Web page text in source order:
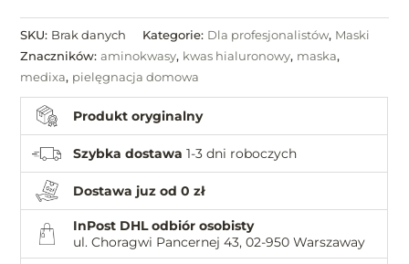
SKU: Brak danych Kategorie: Dla profesjonalistów, Maski
Znaczników:aminokwasy, kwas hialuronowy, maska,
medixa, pielęgnacja domowa
Produkt oryginalny
Szybka dostawa 1-3 dni roboczych
Dostawa juz od 0 zł
InPost DHL odbiór osobisty
ul. Choragwi Pancernej 43, 02-950 Warszaway